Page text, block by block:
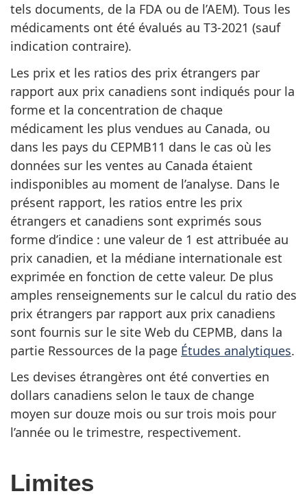
tels documents, de la FDA ou de l’AEM). Tous les
médicaments ont été évalués au T3-2021 (sauf
indication contraire).
Les prix et les ratios des prix étrangers par
rapport aux prix canadiens sont indiqués pour la
forme et la concentration de chaque
médicament les plus vendues au Canada, ou
dans les pays du CEPMB11 dans le cas où les
données sur les ventes au Canada étaient
indisponibles au moment de l’analyse. Dans le
présent rapport, les ratios entre les prix
étrangers et canadiens sont exprimés sous
forme d’indice : une valeur de 1 est attribuée au
prix canadien, et la médiane internationale est
exprimée en fonction de cette valeur. De plus
amples renseignements sur le calcul du ratio des
prix étrangers par rapport aux prix canadiens
sont fournis sur le site Web du CEPMB, dans la
partie Ressources de la page Études analytiques.
Les devises étrangères ont été converties en
dollars canadiens selon le taux de change
moyen sur douze mois ou sur trois mois pour
l’année ou le trimestre, respectivement.
Limites